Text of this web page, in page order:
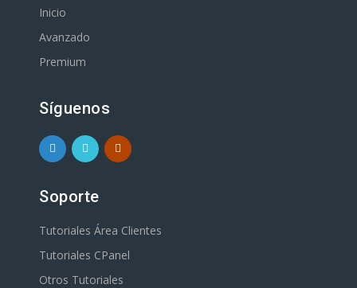
Inicio
Avanzado
Premium
Síguenos
Soporte
Tutoriales Área Clientes
Tutoriales CPanel
Otros Tutoriales